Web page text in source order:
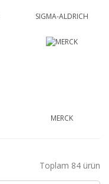
SIGMA-ALDRICH
MERCK
Toplam 84 ürün